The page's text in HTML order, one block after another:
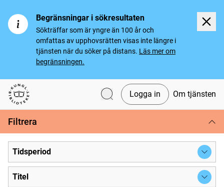
Begränsningar i sökresultaten
Sökträffar som är yngre än 100 år och
omfattas av upphovsrätten visas inte längre i
tjänsten när du söker på distans. Läs mer om
begränsningen.
Svenska tidningar
Logga in Om tjänsten
Filtrera
Tidsperiod
Titel